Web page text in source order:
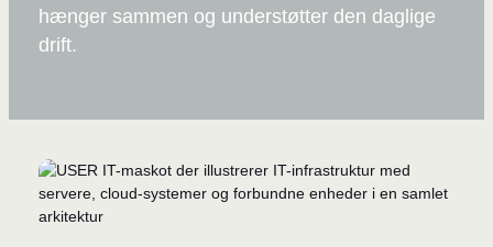
hænger sammen og understøtter den daglige
drift.